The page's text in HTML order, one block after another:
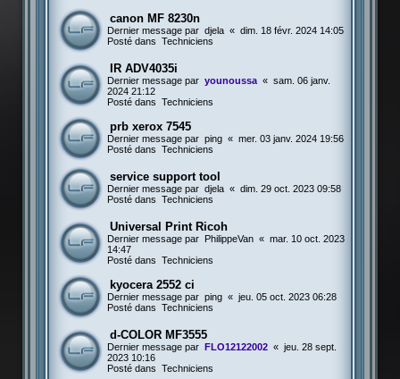
canon MF 8230n
Dernier message par djela « dim. 18 févr. 2024 14:05
Posté dans Techniciens
IR ADV4035i
Dernier message par younoussa « sam. 06 janv.
2024 21:12
Posté dans Techniciens
prb xerox 7545
Dernier message par ping « mer. 03 janv. 2024 19:56
Posté dans Techniciens
service support tool
Dernier message par djela « dim. 29 oct. 2023 09:58
Posté dans Techniciens
Universal Print Ricoh
Dernier message par PhilippeVan « mar. 10 oct. 2023
14:47
Posté dans Techniciens
kyocera 2552 ci
Dernier message par ping « jeu. 05 oct. 2023 06:28
Posté dans Techniciens
d-COLOR MF3555
Dernier message par FLO12122002 « jeu. 28 sept.
2023 10:16
Posté dans Techniciens